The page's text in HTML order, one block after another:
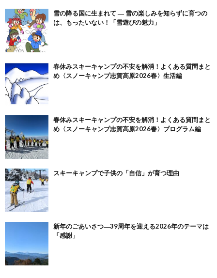
雪の降る国に生まれて ― 雪の楽しみを知らずに育つの
は、もったいない！「雪遊びの魅力」
春休みスキーキャンプの不安を解消！よくある質問まと
め〈スノーキャンプ志賀高原2026春〉生活編
春休みスキーキャンプの不安を解消！よくある質問まと
め〈スノーキャンプ志賀高原2026春〉プログラム編
スキーキャンプで子供の「自信」が育つ理由
新年のごあいさつ―39周年を迎える2026年のテーマは
「感謝」